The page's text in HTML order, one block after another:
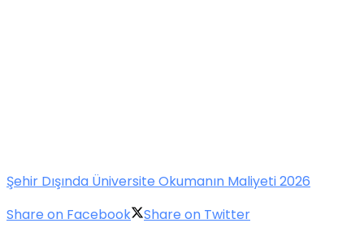
Şehir Dışında Üniversite Okumanın Maliyeti 2026
Share on Facebook
Share on Twitter